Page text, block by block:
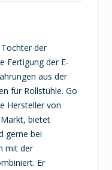
der
Fertigung der E-
aus der
für Rollstühle. Go
Hersteller von
bietet
gerne bei
mit der
Er